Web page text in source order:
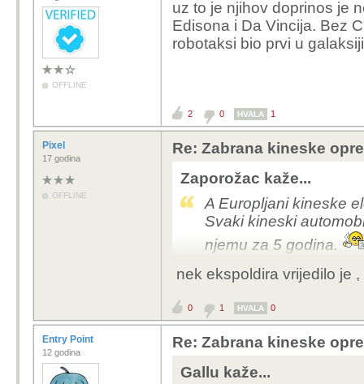
OFFLINE
uz to je njihov doprinos je
Edisona i Da Vincija. Bez
robotaksi bio prvi u
2 0 HVALA 1
Pixel
17 godina
OFFLINE
Re: Zabrana kineske
Zaporožac kaže...
A Europljani kineske
Svaki kineski
njemu za 5 godina.
nek ekspoldira vrijedilo je
0 1 HVALA 0
Entry Point
12 godina
Re: Zabrana kineske
Gallu kaže...